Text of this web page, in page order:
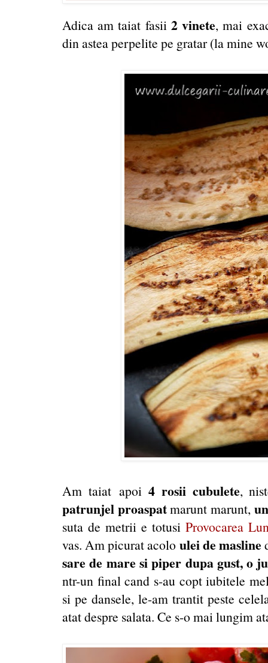
Adica am taiat fasii 2 vinete, mai
din astea perpelite pe gratar (la mine
Am taiat apoi 4 rosii cubulete,
patrunjel proaspatmarunt marunt,
suta de metrii e totusi Provocarea
vas. Am picurat acolo ulei de masline
sare de mare si piper dupa gust, o
ntr-un final cand s-au copt iubitele
si pe dansele, le-am trantit peste
atat despre salata. Ce s-o mai lungim